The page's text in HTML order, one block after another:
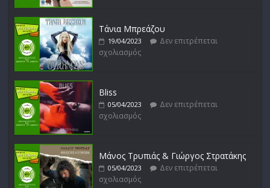
σχολιασμός
Τάνια Μπρεάζου
19/04/2023
Δεν επιτρέπεται
σχολιασμός
Bliss
05/04/2023
Δεν επιτρέπεται
σχολιασμός
Μάνος Τρυπιάς & Γιώργος Στρατάκης
05/04/2023
Δεν επιτρέπεται
σχολιασμός